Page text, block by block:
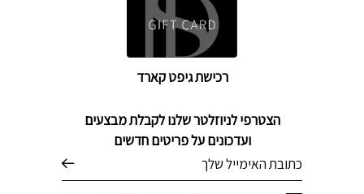
הצטרפי לניוזלטר שלנו לקבלת מבצעים
ועדכונים על פריטים חדשים
רכישת גיפט קארד